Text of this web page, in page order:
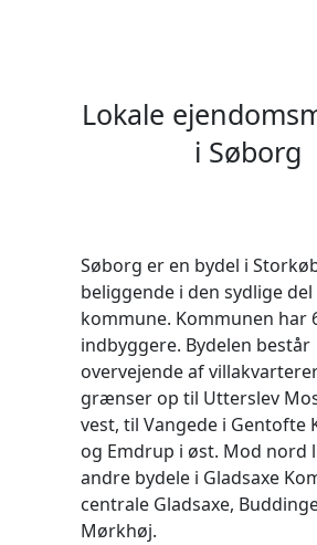
Lokale
i Søborg
Søborg er en bydel i
beliggende i den sydlige del
kommune. Kommunen har
indbyggere. Bydelen består
overvejende af
grænser op til Utterslev
vest, til Vangede i Gentofte
og Emdrup i øst. Mod nord
andre bydele i Gladsaxe
centrale Gladsaxe,
Mørkhøj.